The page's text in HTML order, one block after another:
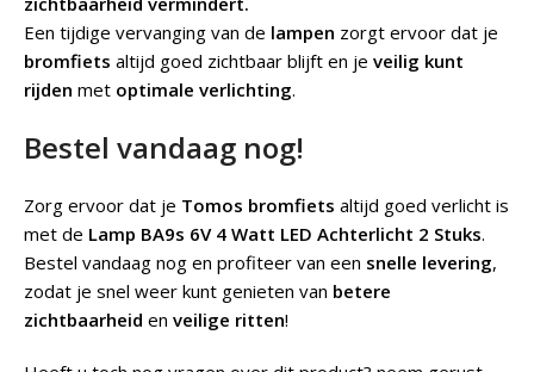
Een tijdige vervanging van de lampen zorgt ervoor dat je
bromfiets altijd goed zichtbaar blijft en je veilig kunt
rijden met optimale verlichting.
Bestel vandaag nog!
Zorg ervoor dat je Tomos bromfiets altijd goed verlicht is
met de Lamp BA9s 6V 4 Watt LED Achterlicht 2 Stuks.
Bestel vandaag nog en profiteer van een snelle levering,
zodat je snel weer kunt genieten van betere
zichtbaarheid en veilige ritten!